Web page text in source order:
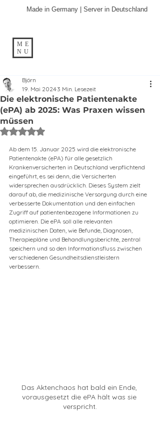
ME
NU
Made in Germany | Server in Deutschland
Die elektronische Patientenakte
(ePA) ab 2025: Was Praxen wissen
müssen
Björn
19. Mai 2024 3 Min. Lesezeit
Mit NaN von 5 Sternen bewertet.
Ab dem 15. Januar 2025 wird die elektronische
Patientenakte (ePA) für alle gesetzlich
Krankenversicherten in Deutschland verpflichtend
eingeführt, es sei denn, die Versicherten
widersprechen ausdrücklich. Dieses System zielt
darauf ab, die medizinische Versorgung durch eine
verbesserte Dokumentation und den einfachen
Zugriff auf patientenbezogene Informationen zu
optimieren. Die ePA soll alle relevanten
medizinischen Daten, wie Befunde, Diagnosen,
Therapiepläne und Behandlungsberichte, zentral
speichern und so den Informationsfluss zwischen
verschiedenen Gesundheitsdienstleistern
verbessern.
Das Aktenchaos hat bald ein Ende,
vorausgesetzt die ePA hält was sie
verspricht.